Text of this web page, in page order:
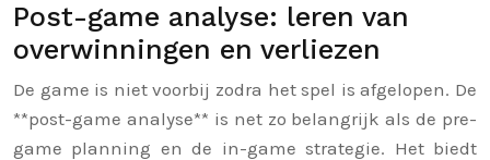
Post-game analyse: leren van
overwinningen en verliezen
De game is niet voorbij zodra het spel is afgelopen. De
**post-game analyse** is net zo belangrijk als de pre-
game planning en de in-game strategie. Het biedt